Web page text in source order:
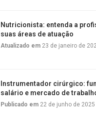
Nutricionista: entenda a
suas áreas de atuação
Atualizado em 23 de janeiro de
Instrumentador cirúrgico:
salário e mercado de
Publicado em 22 de junho de 2025